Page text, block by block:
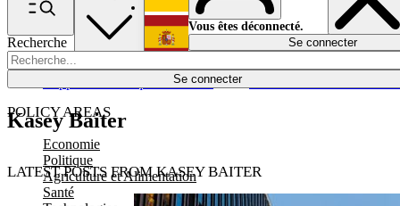
Recherche
Se connecter
POLICY AREAS
Economie
Politique
Agriculture et Alimentation
Santé
Économie
Deutsch
Español
Vous êtes déconnecté.
Se connecter
Kasey Baiter
LATEST POSTS FROM KASEY BAITER